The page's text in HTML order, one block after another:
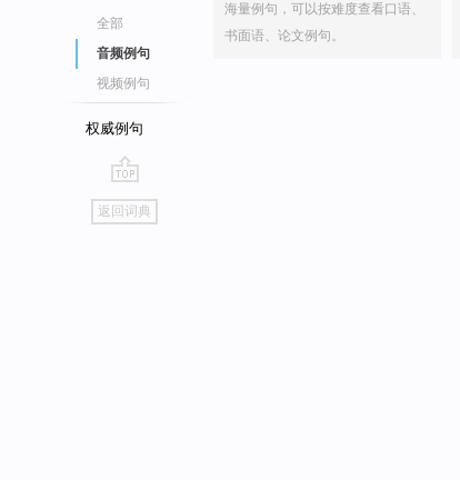
全部
音频例句
视频例句
权威例句
go
top
返回词典
海量例句，可以按难度查看口语、
书面语、论文例句。